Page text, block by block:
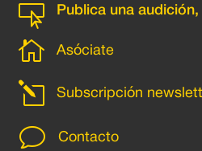
 Publica una
 Asóciate
l Subscripción
v Contacto